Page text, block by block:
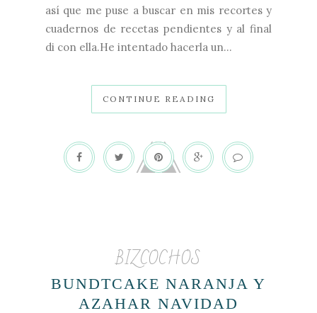
así que me puse a buscar en mis recortes y
cuadernos de recetas pendientes y al final
di con ella.He intentado hacerla un...
CONTINUE READING
BIZCOCHOS
BUNDTCAKE NARANJA Y
AZAHAR NAVIDAD